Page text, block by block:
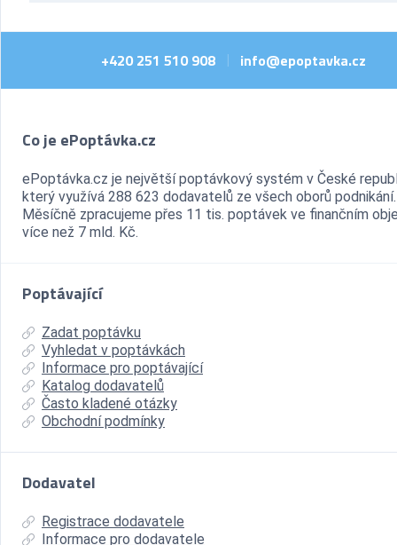
+420 251 510 908 info@epoptavka.cz
Co je ePoptávka.cz
ePoptávka.cz je největší poptávkový systém v České
který využívá 288 623 dodavatelů ze všech oborů podnikání.
Měsíčně zpracujeme přes 11 tis. poptávek ve finančním
více než 7 mld. Kč.
Poptávající
Zadat poptávku
Vyhledat v poptávkách
Informace pro poptávající
Katalog dodavatelů
Často kladené otázky
Obchodní podmínky
Dodavatel
Registrace dodavatele
Informace pro dodavatele